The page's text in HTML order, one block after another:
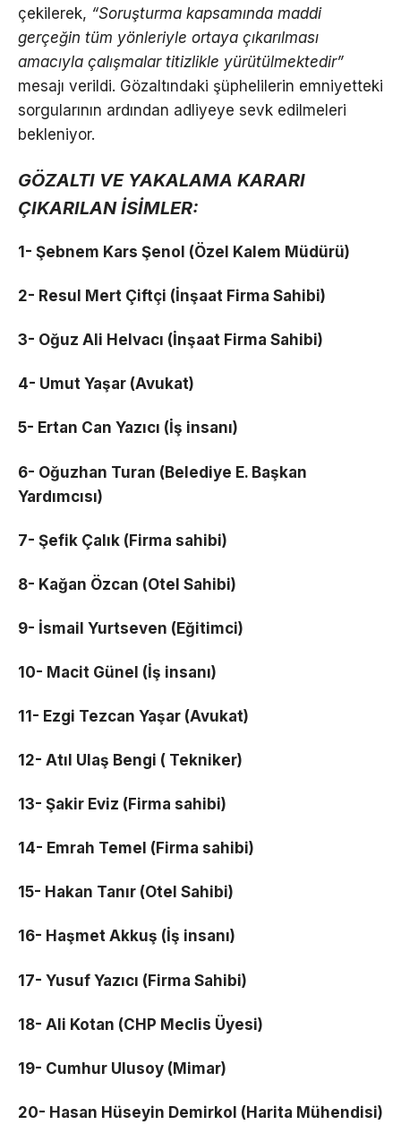
çekilerek, “Soruşturma kapsamında maddi
gerçeğin tüm yönleriyle ortaya çıkarılması
amacıyla çalışmalar titizlikle yürütülmektedir”
mesajı verildi. Gözaltındaki şüphelilerin emniyetteki
sorgularının ardından adliyeye sevk edilmeleri
bekleniyor.
GÖZALTI VE YAKALAMA KARARI
ÇIKARILAN İSİMLER:
1- Şebnem Kars Şenol (Özel Kalem Müdürü)
2- Resul Mert Çiftçi (İnşaat Firma Sahibi)
3- Oğuz Ali Helvacı (İnşaat Firma Sahibi)
4- Umut Yaşar (Avukat)
5- Ertan Can Yazıcı (İş insanı)
6- Oğuzhan Turan (Belediye E. Başkan
Yardımcısı)
7- Şefik Çalık (Firma sahibi)
8- Kağan Özcan (Otel Sahibi)
9- İsmail Yurtseven (Eğitimci)
10- Macit Günel (İş insanı)
11- Ezgi Tezcan Yaşar (Avukat)
12- Atıl Ulaş Bengi ( Tekniker)
13- Şakir Eviz (Firma sahibi)
14- Emrah Temel (Firma sahibi)
15- Hakan Tanır (Otel Sahibi)
16- Haşmet Akkuş (İş insanı)
17- Yusuf Yazıcı (Firma Sahibi)
18- Ali Kotan (CHP Meclis Üyesi)
19- Cumhur Ulusoy (Mimar)
20- Hasan Hüseyin Demirkol (Harita Mühendisi)